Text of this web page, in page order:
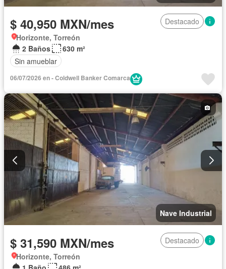
$ 40,950 MXN/mes
Destacado
Horizonte, Torreón
2 Baños
630 m²
Sin amueblar
06/07/2026 en - Coldwell Banker Comarca
Nave Industrial
$ 31,590 MXN/mes
Destacado
Horizonte, Torreón